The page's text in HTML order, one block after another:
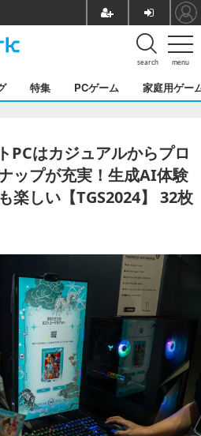
menu
search
特集 PCゲーム 家庭用ゲー
PCはカジュアルからプロ
ップが充実！生成AI体験
楽しい【TGS2024】 32枚